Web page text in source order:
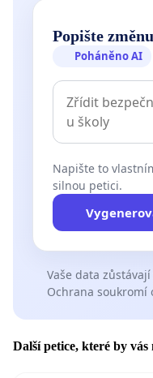
Popište
Poháněno AI
Napište to
silnou petici.
Vaše data zůstávají
Ochrana soukromí
Další petice, které by